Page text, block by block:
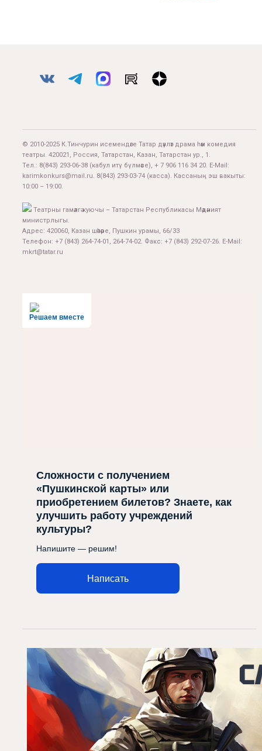
© 2010-2025 К.Тинчурин исемендәге Татар дәүләт драма һәм комедия
театры. 420021, Россия, Татарстан, Казан, Татарстан ур., 1.
Тел.: 8(843) 293-06-38 (кабул итү бүлмәсе), + 7 906 116 34 20. E-Mail:
karimkonkurs@mail.ru. 8(843) 293-03-74 (касса). Кассаның эш вакыты:
10:00 – 19:00.
Театрны гамәлгә куючы – Татарстан Республикасы Мәдәният
министрлыгы.
Адрес: 420060, Казан шәһәре, Пушкин урамы, 66/33
Телефон: +7 (843) 264-74-01, 264-74-02. Факс: +7 (843) 292-07-26. E-Mail:
mkrt@tatar.ru
Решаем вместе
Сложности с получением
«Пушкинской карты» или
приобретением билетов? Знаете, как
улучшить работу учреждений
культуры?
Напишите — решим!
Написать